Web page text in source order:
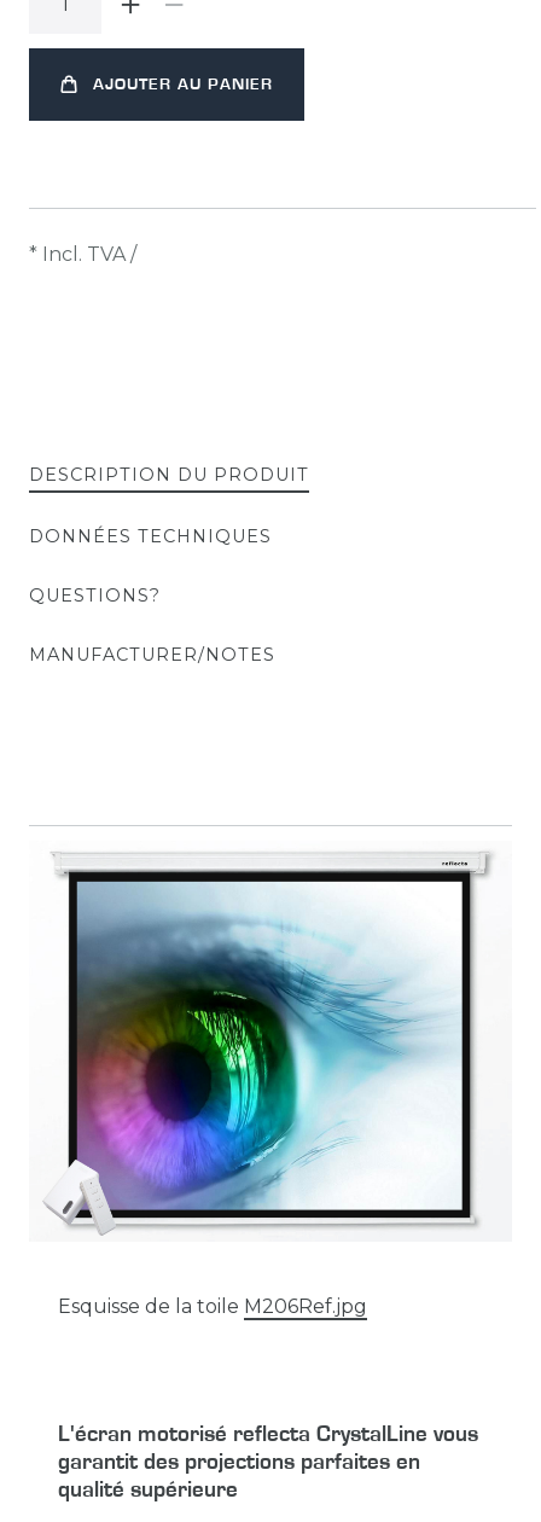
AJOUTER AU PANIER
* Incl. TVA /
DESCRIPTION DU PRODUIT
DONNÉES TECHNIQUES
QUESTIONS?
MANUFACTURER/NOTES
Esquisse de la toile M206Ref.jpg
L'écran motorisé reflecta CrystalLine vous
garantit des projections parfaites en
qualité supérieure